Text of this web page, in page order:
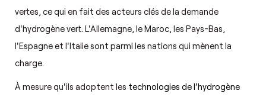
vertes, ce qui en fait des acteurs clés de la demande
d'hydrogène vert. L'Allemagne, le Maroc, les Pays-Bas,
l'Espagne et l'Italie sont parmi les nations qui mènent la
charge.
À mesure qu'ils adoptent les technologies de l'hydrogène